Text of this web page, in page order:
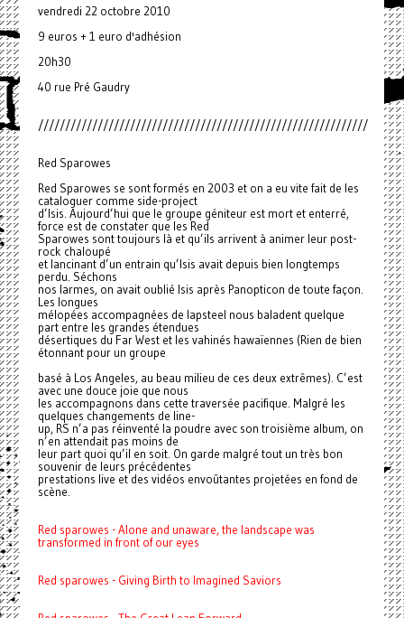
vendredi 22 octobre 2010
9 euros + 1 euro d'adhésion
20h30
40 rue Pré Gaudry
/////////////////////////////////////////////////////////////
Red Sparowes
Red Sparowes se sont formés en 2003 et on a eu vite fait de les
cataloguer comme side-project
d’Isis. Aujourd’hui que le groupe géniteur est mort et enterré,
force est de constater que les Red
Sparowes sont toujours là et qu’ils arrivent à animer leur post-
rock chaloupé
et lancinant d’un entrain qu’Isis avait depuis bien longtemps
perdu. Séchons
nos larmes, on avait oublié Isis après Panopticon de toute façon.
Les longues
mélopées accompagnées de lapsteel nous baladent quelque
part entre les grandes étendues
désertiques du Far West et les vahinés hawaïennes (Rien de bien
étonnant pour un groupe
basé à Los Angeles, au beau milieu de ces deux extrêmes). C’est
avec une douce joie que nous
les accompagnons dans cette traversée pacifique. Malgré les
quelques changements de line-
up, RS n’a pas réinventé la poudre avec son troisième album, on
n’en attendait pas moins de
leur part quoi qu’il en soit. On garde malgré tout un très bon
souvenir de leurs précédentes
prestations live et des vidéos envoûtantes projetées en fond de
scène.
Red sparowes - Alone and unaware, the landscape was
transformed in front of our eyes
Red sparowes - Giving Birth to Imagined Saviors